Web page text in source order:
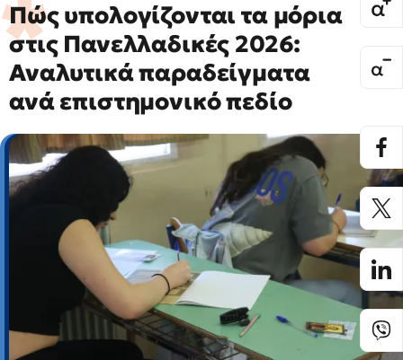
Πώς υπολογίζονται τα μόρια
στις Πανελλαδικές 2026:
Αναλυτικά παραδείγματα
ανά επιστημονικό πεδίο